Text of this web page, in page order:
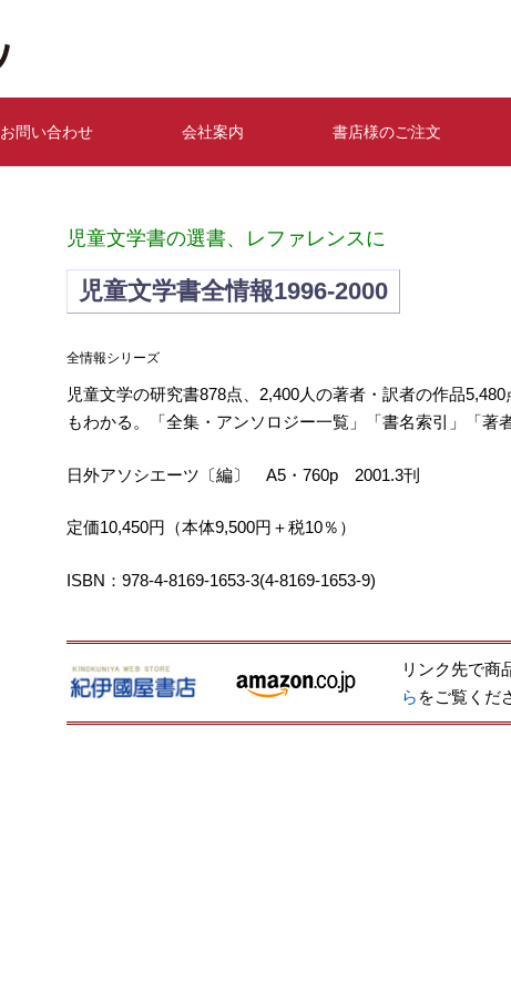
お問い合わせ 会社案内 書店様のご注文
児童文学書の選書、レファレンスに
児童文学書全情報1996-2000
全情報シリーズ
児童文学の研究書878点、2,400人の著者・訳者の作品
もわかる。「全集・アンソロジー一覧」「書名索引」「著
日外アソシエーツ〔編〕 A5・760p 2001.3刊
定価10,450円（本体9,500円＋税10％）
ISBN：978-4-8169-1653-3(4-8169-1653-9)
リンク先で商
ら をご覧くだ